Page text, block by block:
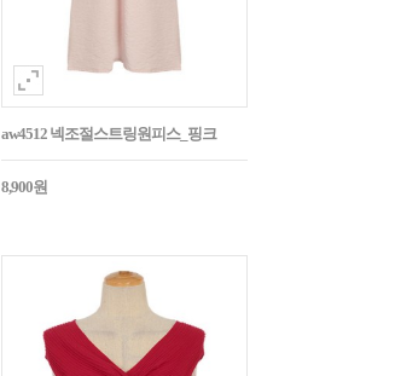
aw4512 넥조절스트링원피스_핑크
8,900원